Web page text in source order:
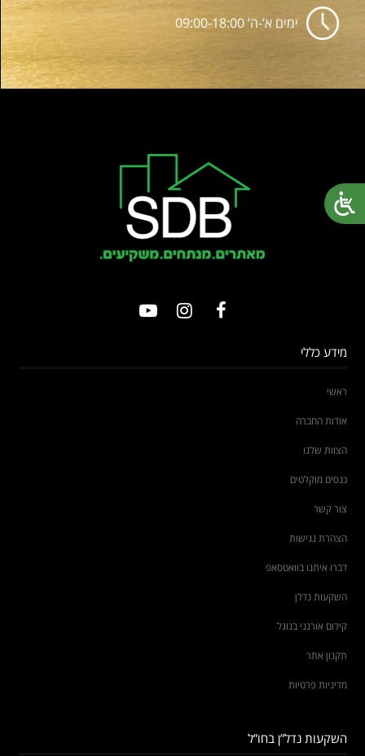
ימים א’-ה’ 09:00-18:00
מידע כללי
ראשי
אודות החברה
הצוות שלנו
כנסים מוקלטים
צור קשר
הצהרת נגישות
דברו איתנו בוואטסאפ
השקעות נדלן
קידום אורגני בגוגל
תקנון אתר
מדיניות פרטיות
השקעות נדל”ן בחו”ל